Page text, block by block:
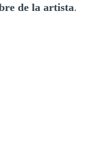
de la artista.